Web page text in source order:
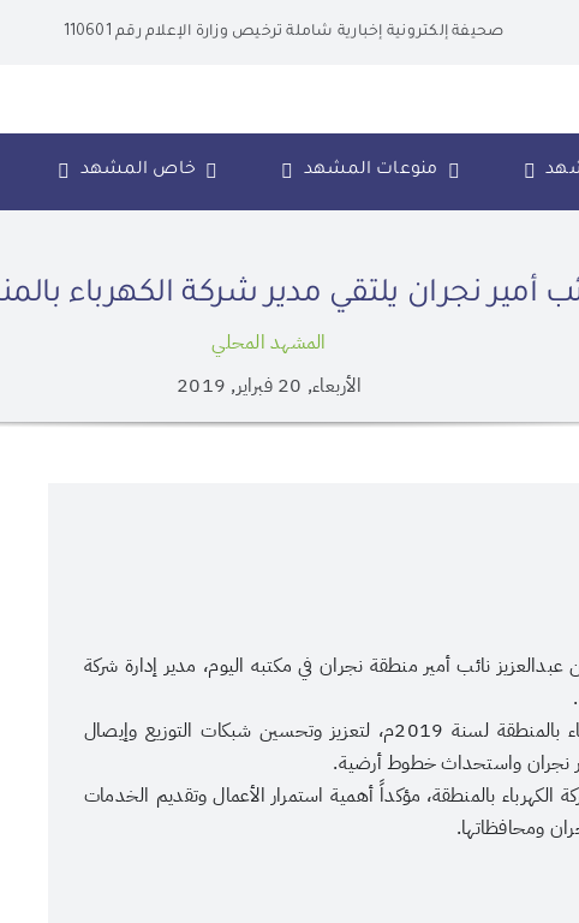
صحيفة إلكترونية إخبارية شاملة ترخيص وزارة الإعلام رقم 110601
منوعات المشهد خاص المشهد
أمير نجران يلتقي مدير شركة الكهرباء
المشهد المحلي
الأربعاء, 20 فبراير, 2019
نائب أمير منطقة نجران في مكتبه اليوم، مدير إدارة شركة
واطلع سموه على مشاريع الشركة السعودية للكهرباء بالمنطقة لسنة 2019م، لتعزيز وتحسين شبكات التوزيع وإيصال
نجران واستحداث خطوط أرضية.
بالمنطقة، مؤكداً أهمية استمرار الأعمال وتقديم الخدمات
ومحافظاتها.